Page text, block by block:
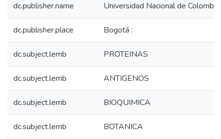
dc.publisher.name Universidad Nacional de Colombia,
dc.publisher.place Bogotá :
dc.subject.lemb PROTEINAS
dc.subject.lemb ANTIGENOS
dc.subject.lemb BIOQUIMICA
dc.subject.lemb BOTANICA